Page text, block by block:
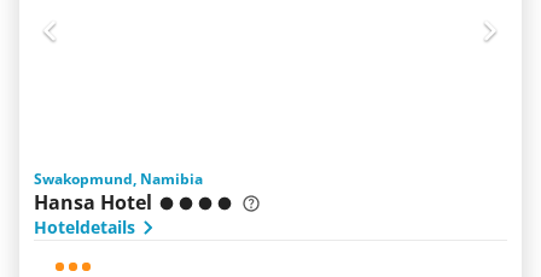
Swakopmund, Namibia
Hansa Hotel
Hoteldetails